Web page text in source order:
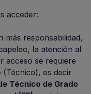
acceder:
más responsabilidad,
la atención al
acceso se requiere
es decir
e Técnico de Grado